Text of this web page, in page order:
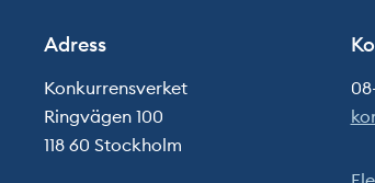
Adress
Konkurrensverket
Ringvägen 100
118 60 Stockholm